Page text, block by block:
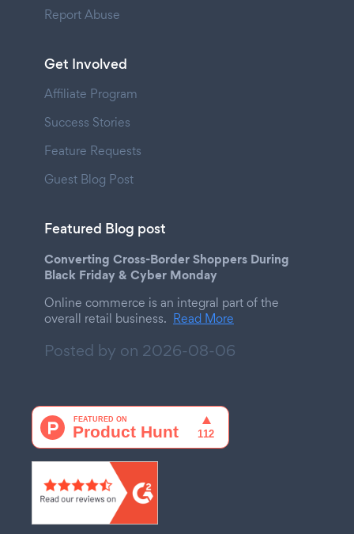
Report Abuse
Get Involved
Affiliate Program
Success Stories
Feature Requests
Guest Blog Post
Featured Blog post
Converting Cross-Border Shoppers During
Black Friday & Cyber Monday
Online commerce is an integral part of the
overall retail business. Read More
Posted by on 2026-08-06